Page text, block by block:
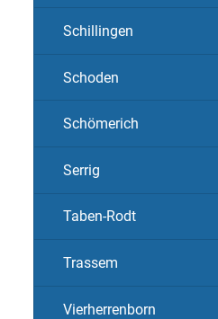
Schillingen
Schoden
Schömerich
Serrig
Taben-Rodt
Trassem
Vierherrenborn